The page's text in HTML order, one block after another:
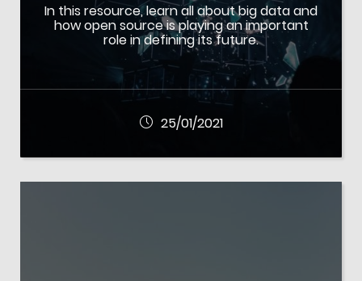
In this resource, learn all about big data and
how open source is playing an important
role in defining its future.
25/01/2021